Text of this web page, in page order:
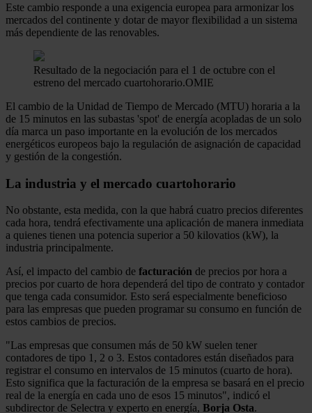
Este cambio responde a una exigencia europea para armonizar los
mercados del continente y dotar de mayor flexibilidad a un sistema
más dependiente de las renovables.
Resultado de la negociación para el 1 de octubre con el
estreno del mercado cuartohorario.OMIE
El cambio de la Unidad de Tiempo de Mercado (MTU) horaria a la
de 15 minutos en las subastas 'spot' de energía acopladas de un solo
día marca un paso importante en la evolución de los mercados
energéticos europeos bajo la regulación de asignación de capacidad
y gestión de la congestión.
La industria y el mercado cuartohorario
No obstante, esta medida, con la que habrá cuatro precios diferentes
cada hora, tendrá efectivamente una aplicación de manera inmediata
a quienes tienen una potencia superior a 50 kilovatios (kW), la
industria principalmente.
Así, el impacto del cambio de facturación de precios por hora a
precios por cuarto de hora dependerá del tipo de contrato y contador
que tenga cada consumidor. Esto será especialmente beneficioso
para las empresas que pueden programar su consumo en función de
estos cambios de precios.
"Las empresas que consumen más de 50 kW suelen tener
contadores de tipo 1, 2 o 3. Estos contadores están diseñados para
registrar el consumo en intervalos de 15 minutos (cuarto de hora).
Esto significa que la facturación de la empresa se basará en el precio
real de la energía en cada uno de esos 15 minutos", indicó el
subdirector de Selectra y experto en energía, Borja Osta.